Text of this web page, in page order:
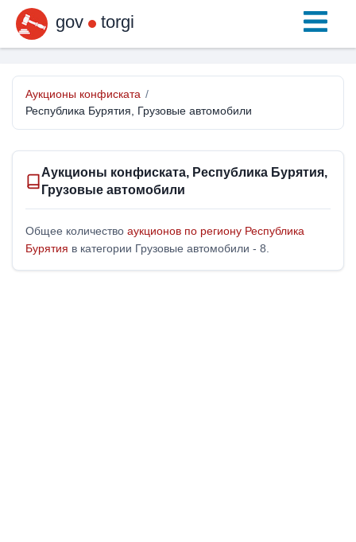
gov torgi
Аукционы конфиската /
Республика Бурятия, Грузовые автомобили
Аукционы конфиската, Республика Бурятия,
Грузовые автомобили
Общее количество аукционов по региону Республика
Бурятия в категории Грузовые автомобили - 8.